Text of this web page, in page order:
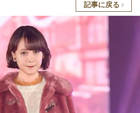
記事に戻る